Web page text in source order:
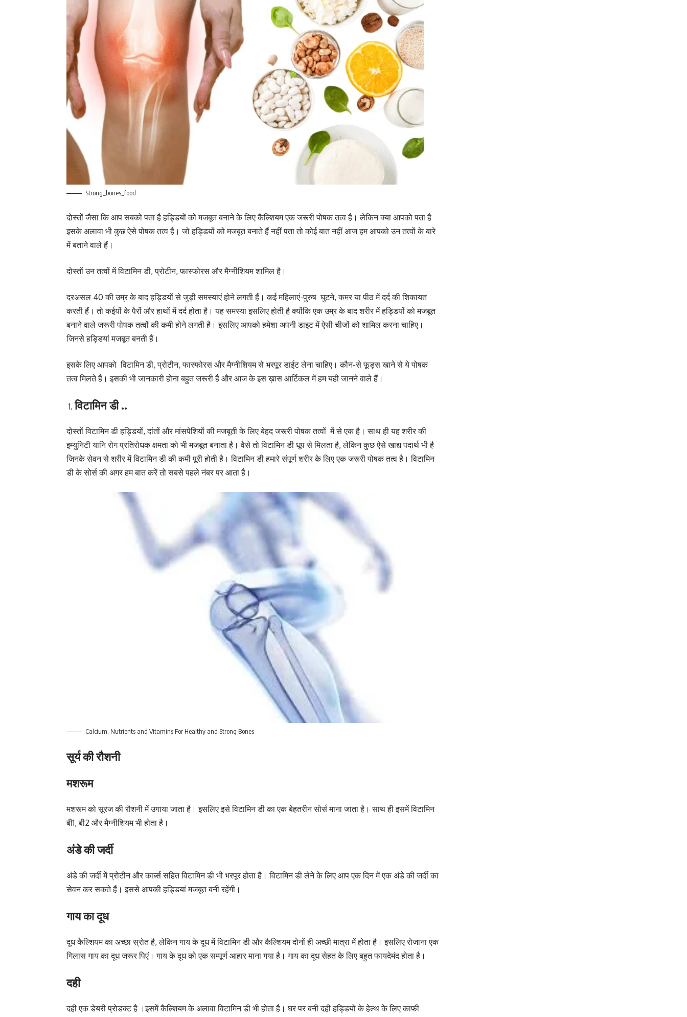
Strong_bones_food
दोस्तों जैसा कि आप सबको पता है हड्डियों को मजबूत बनाने के लिए कैल्शियम एक जरूरी पोषक तत्व है। लेकिन क्या आपको पता है
इसके अलावा भी कुछ ऐसे पोषक तत्व है। जो हड्डियों को मजबूत बनाते हैं नहीं पता तो कोई बात नहीं आज हम आपको उन तत्वों के बारे
में बताने वाले हैं।
दोस्तों उन तत्वों में विटामिन डी, प्रोटीन, फास्फोरस और मैग्नीशियम शामिल है।
दरअसल 40 की उम्र के बाद हड्डियों से जुड़ी समस्याएं होने लगती हैं। कई महिलाएं-पुरुष घुटने, कमर या पीठ में दर्द की शिकायत
करती हैं। तो कईयों के पैरों और हाथों में दर्द होता है। यह समस्या इसलिए होती है क्योंकि एक उम्र के बाद शरीर में हड्डियों को मजबूत
बनाने वाले जरूरी पोषक तत्वों की कमी होने लगती है। इसलिए आपको हमेशा अपनी डाइट में ऐसी चीजों को शामिल करना चाहिए।
जिनसे हड्डियां मजबूत बनती हैं।
इसके लिए आपको विटामिन डी, प्रोटीन, फास्फोरस और मैग्नीशियम से भरपूर डाईट लेना चाहिए। कौन-से फूड्स खाने से ये पोषक
तत्व मिलते हैं। इसकी भी जानकारी होना बहुत जरूरी है और आज के इस ख़ास आर्टिकल में हम यही जानने वाले हैं।
विटामिन डी ..
दोस्तों विटामिन डी हड्डियों, दांतों और मांसपेशियों की मजबूती के लिए बेहद जरूरी पोषक तत्वों में से एक है। साथ ही यह शरीर की
इम्युनिटी यानि रोग प्रतिरोधक क्षमता को भी मजबूत बनाता है। वैसे तो विटामिन डी धूप से मिलता है, लेकिन कुछ ऐसे खाद्य पदार्थ भी है
जिनके सेवन से शरीर में विटामिन डी की कमी पूरी होती है। विटामिन डी हमारे संपूर्ण शरीर के लिए एक जरूरी पोषक तत्व है। विटामिन
डी के सोर्स की अगर हम बात करें तो सबसे पहले नंबर पर आता है।
Calcium, Nutrients and Vitamins For Healthy and Strong Bones
सूर्य की रौशनी
मशरूम
मशरूम को सूरज की रौशनी में उगाया जाता है। इसलिए इसे विटामिन डी का एक बेहतरीन सोर्स माना जाता है। साथ ही इसमें विटामिन
बी1, बी2 और मैग्नीशियम भी होता है।
अंडे की जर्दी
अंडे की जर्दी में प्रोटीन और कार्ब्स सहित विटामिन डी भी भरपूर होता है। विटामिन डी लेने के लिए आप एक दिन में एक अंडे की जर्दी का
सेवन कर सकते हैं। इससे आपकी हड्डियां मजबूत बनी रहेंगी।
गाय का दूध
दूध कैल्शियम का अच्छा स्रोत है, लेकिन गाय के दूध में विटामिन डी और कैल्शियम दोनों ही अच्छी मात्रा में होता है। इसलिए रोजाना एक
गिलास गाय का दूध जरूर पिएं। गाय के दूध को एक सम्पूर्ण आहार माना गया है। गाय का दूध सेहत के लिए बहुत फायदेमंद होता है।
दही
दही एक डेयरी प्रोडक्ट है ।इसमें कैल्शियम के अलावा विटामिन डी भी होता है। घर पर बनी दही हड्डियों के हेल्थ के लिए काफी